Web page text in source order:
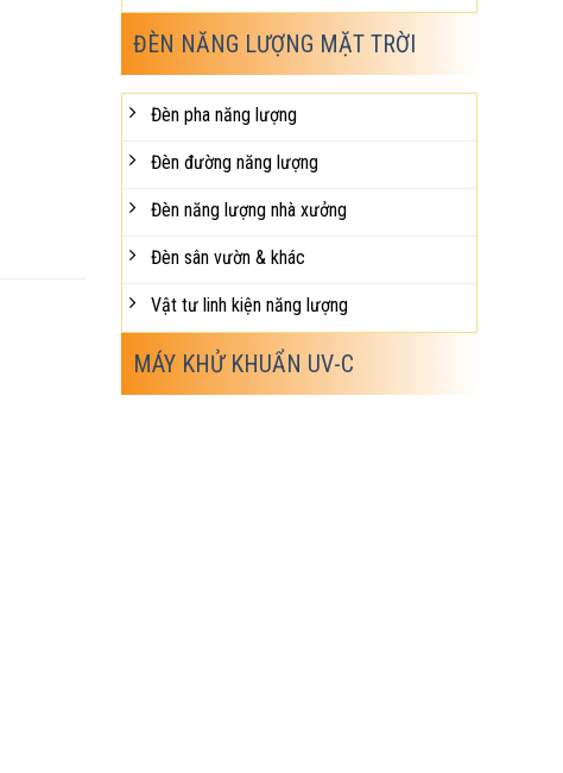
ĐÈN NĂNG LƯỢNG MẶT TRỜI
Đèn pha năng lượng
Đèn đường năng lượng
Đèn năng lượng nhà xưởng
Đèn sân vườn & khác
Vật tư linh kiện năng lượng
MÁY KHỬ KHUẨN UV-C